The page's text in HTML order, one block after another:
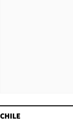
CHILE